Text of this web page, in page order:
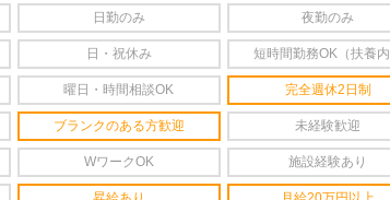
日勤のみ 夜勤のみ
日・祝休み 短時間勤務OK（扶養
曜日・時間相談OK 完全週休2日制
ブランクのある方歓迎 未経験歓迎
WワークOK 施設経験あり